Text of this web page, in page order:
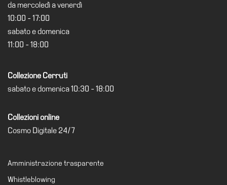
da mercoledì a venerdì
10:00 - 17:00
sabato e domenica
11:00 - 18:00
Collezione Cerruti
sabato e domenica 10:30 - 18:00
Collezioni online
Cosmo Digitale 24/7
Amministrazione trasparente
Whistleblowing